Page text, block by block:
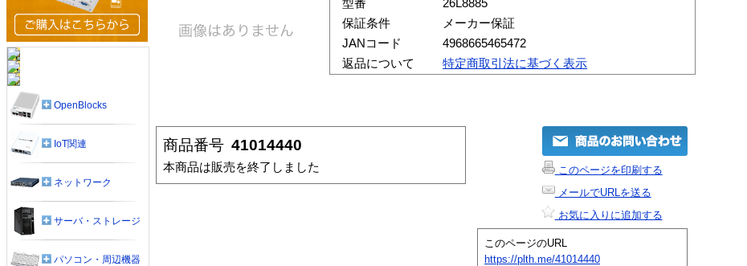
型番
26L8885
保証条件
メーカー保証
JANコード
4968665465472
返品について
特定商取引法に基づく表示
商品番号 41014440
本商品は販売を終了しました
このページを印刷する
メールでURLを送る
お気に入りに追加する
このページのURL
https://plth.me/41014440
OpenBlocks
IoT関連
ネットワーク
サーバ・ストレージ
パソコン・周辺機器